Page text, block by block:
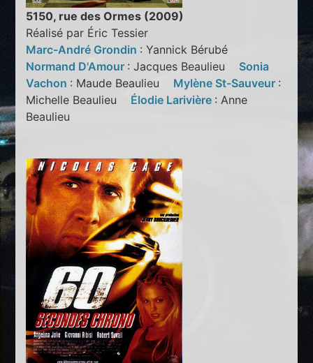
5150, rue des Ormes (2009)
Réalisé par Éric Tessier
Marc-André Grondin : Yannick Bérubé
Normand D'Amour : Jacques Beaulieu Sonia
Vachon : Maude Beaulieu Mylène St-Sauveur :
Michelle Beaulieu Élodie Larivière : Anne
Beaulieu